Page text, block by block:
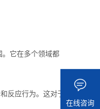
它在多个领域都
反应行为。这对于
在线咨询